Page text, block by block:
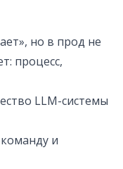
но в прод не
процесс,
LLM-системы
и